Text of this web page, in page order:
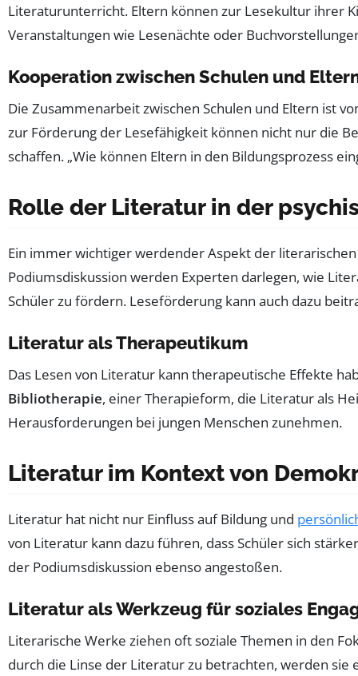
Literaturunterricht. Eltern können zur Lesekultur ihrer
Veranstaltungen wie Lesenächte oder
Kooperation zwischen Schulen und
Die Zusammenarbeit zwischen Schulen und Eltern ist
zur Förderung der Lesefähigkeit können nicht nur die
schaffen. „Wie können Eltern in den Bildungsprozess
Rolle der Literatur in der
Ein immer wichtiger werdender Aspekt der
Podiumsdiskussion werden Experten darlegen, wie
Schüler zu fördern. Leseförderung kann auch dazu
Literatur als Therapeutikum
Das Lesen von Literatur kann therapeutische Effekte
Bibliotherapie, einer Therapieform, die Literatur als
Herausforderungen bei jungen Menschen zunehmen.
Literatur im Kontext von
Literatur hat nicht nur Einfluss auf Bildung und
von Literatur kann dazu führen, dass Schüler sich
der Podiumsdiskussion ebenso angestoßen.
Literatur als Werkzeug für soziales
Literarische Werke ziehen oft soziale Themen in den
durch die Linse der Literatur zu betrachten, werden